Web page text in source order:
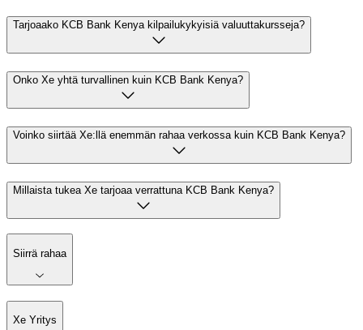
Tarjoaako KCB Bank Kenya kilpailukykyisiä valuuttakursseja?
Onko Xe yhtä turvallinen kuin KCB Bank Kenya?
Voinko siirtää Xe:llä enemmän rahaa verkossa kuin KCB Bank Kenya?
Millaista tukea Xe tarjoaa verrattuna KCB Bank Kenya?
Siirrä rahaa
Xe Yritys